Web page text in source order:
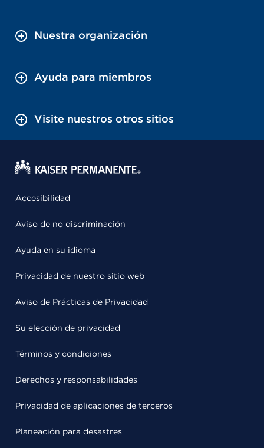
Nuestra organización
Ayuda para miembros
Visite nuestros otros sitios
Accesibilidad
Aviso de no discriminación
Ayuda en su idioma
Privacidad de nuestro sitio web
Aviso de Prácticas de Privacidad
Su elección de privacidad
Términos y condiciones
Derechos y responsabilidades
Privacidad de aplicaciones de terceros
Planeación para desastres